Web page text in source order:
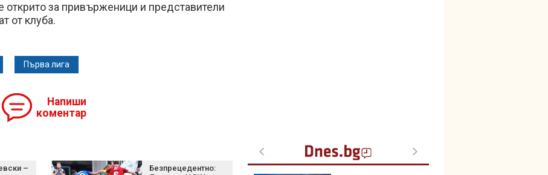
за привърженици и представители
от клуба.
Първа лига
Напиши
коментар
–
Безпрецедентно: